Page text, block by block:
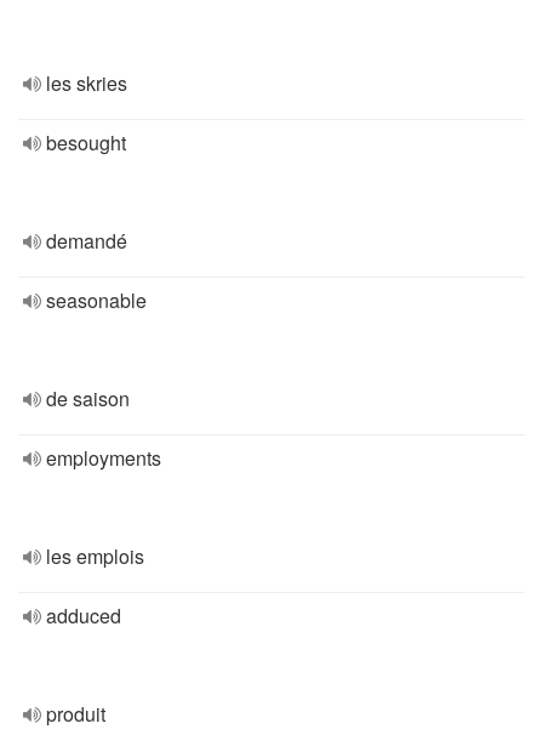
les skries
besought
demandé
seasonable
de saison
employments
les emplois
adduced
produit